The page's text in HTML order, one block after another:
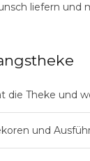
liefern und
die Theke und
und